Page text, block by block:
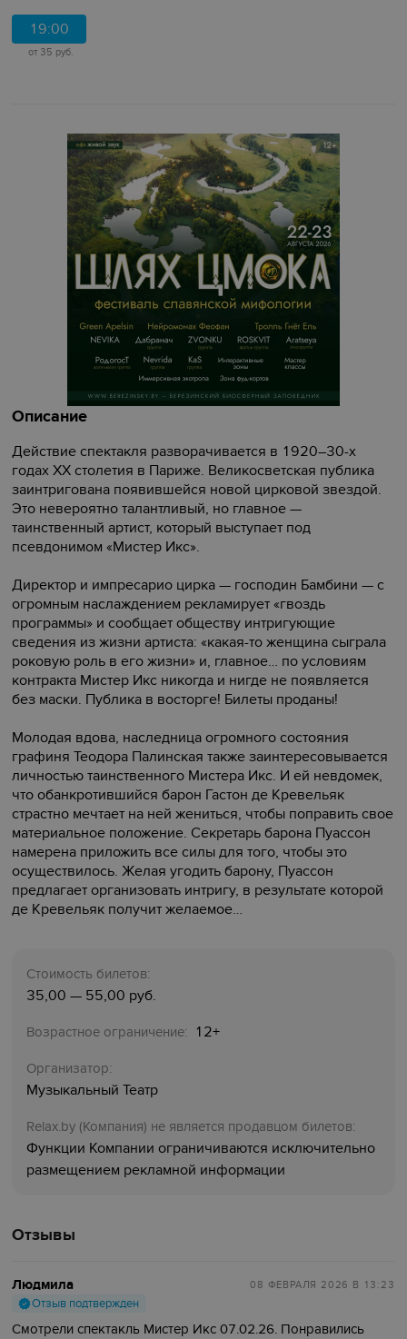
19:00
от 35 руб.
Описание
Действие спектакля разворачивается в 1920–30-х
годах XX столетия в Париже. Великосветская публика
заинтригована появившейся новой цирковой звездой.
Это невероятно талантливый, но главное —
таинственный артист, который выступает под
псевдонимом «Мистер Икс».
Директор и импресарио цирка — господин Бамбини — с
огромным наслаждением рекламирует «гвоздь
программы» и сообщает обществу интригующие
сведения из жизни артиста: «какая-то женщина сыграла
роковую роль в его жизни» и, главное… по условиям
контракта Мистер Икс никогда и нигде не появляется
без маски. Публика в восторге! Билеты проданы!
Молодая вдова, наследница огромного состояния
графиня Теодора Палинская также заинтересовывается
личностью таинственного Мистера Икс. И ей невдомек,
что обанкротившийся барон Гастон де Кревельяк
страстно мечтает на ней жениться, чтобы поправить свое
материальное положение. Секретарь барона Пуассон
намерена приложить все силы для того, чтобы это
осуществилось. Желая угодить барону, Пуассон
предлагает организовать интригу, в результате которой
де Кревельяк получит желаемое…
Стоимость билетов:
35,00 — 55,00 руб.
Возрастное ограничение: 12+
Организатор:
Музыкальный Театр
Relaх.by (Компания) не является продавцом билетов:
Функции Компании ограничиваются исключительно
размещением рекламной информации
Отзывы
Людмила
Отзыв подтвержден
08 ФЕВРАЛЯ 2026 В 13:23
Смотрели спектакль Мистер Икс 07.02.26. Понравились